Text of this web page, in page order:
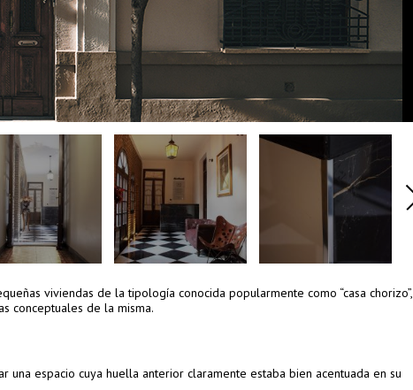
viviendas de la tipología conocida popularmente como “casa chorizo”,
conceptuales de la misma.
espacio cuya huella anterior claramente estaba bien acentuada en su